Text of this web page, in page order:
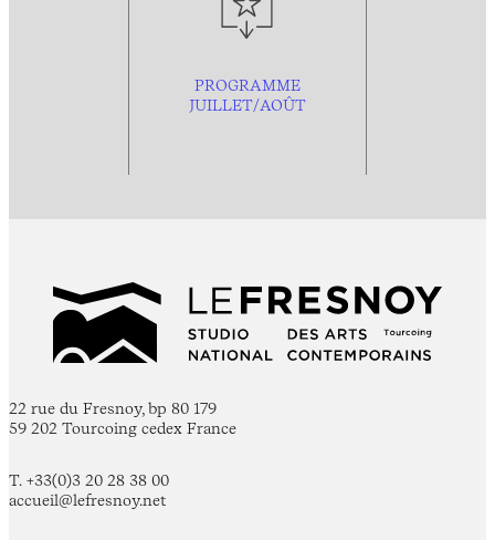
PROGRAMME
JUILLET/AOÛT
22 rue du Fresnoy, bp 80 179
59 202 Tourcoing cedex France
T. +33(0)3 20 28 38 00
accueil@lefresnoy.net